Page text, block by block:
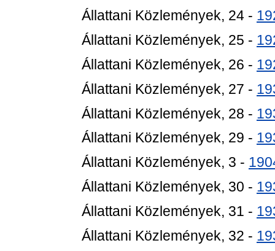
Állattani Közlemények, 24 -
Állattani Közlemények, 25 -
Állattani Közlemények, 26 -
Állattani Közlemények, 27 -
Állattani Közlemények, 28 -
Állattani Közlemények, 29 -
Állattani Közlemények, 3 -
Állattani Közlemények, 30 -
Állattani Közlemények, 31 -
Állattani Közlemények, 32 -